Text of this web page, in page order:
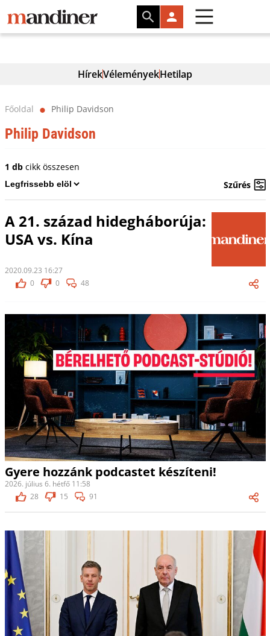
HírekVéleményekHetilap
Főoldal ⬤ Philip Davidson
Philip Davidson
1 dbcikk összesen
Szűrés
A 21. század hidegháborúja:
USA vs. Kína
2020.09.23 16:27
0
0 48
Gyere hozzánk podcastet készíteni!
2026. július 6. hétfő 11:58
28
15 91